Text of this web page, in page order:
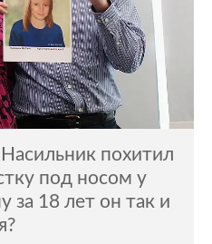
Насильник похитил
под носом у
за 18 лет он так и